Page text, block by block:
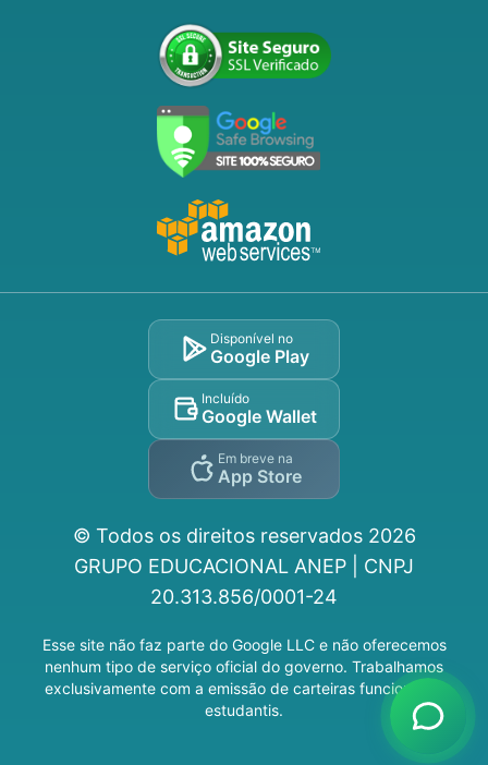
Disponível no
Google Play
Incluído
Google Wallet
Em breve na
App Store
© Todos os direitos reservados 2026
GRUPO EDUCACIONAL ANEP | CNPJ
20.313.856/0001-24
Esse site não faz parte do Google LLC e não oferecemos
nenhum tipo de serviço oficial do governo. Trabalhamos
exclusivamente com a emissão de carteiras funcionais e
estudantis.